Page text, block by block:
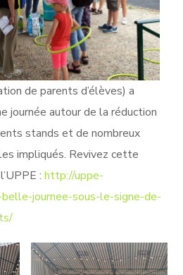
de parents d’élèves) a
journée autour de la réduction
stands et de nombreux
impliqués. Revivez cette
:http://uppe-
journee-sous-le-signe-de-